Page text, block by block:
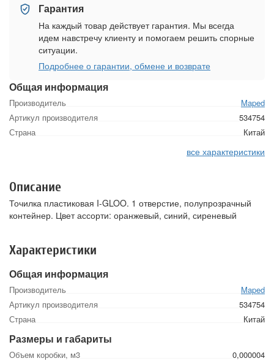
Общая информация
Производитель
Maped
Артикул производителя
534754
Страна
Китай
все характеристики
Гарантия
На каждый товар действует гарантия. Мы всегда
идем навстречу клиенту и помогаем решить спорные
ситуации.
Подробнее о гарантии, обмене и возврате
Описание
Точилка пластиковая I-GLOO. 1 отверстие, полупрозрачный
контейнер. Цвет ассорти: оранжевый, синий, сиреневый
Характеристики
Общая информация
Производитель
Maped
Артикул производителя
534754
Страна
Китай
Размеры и габариты
Объем коробки, м3 0,000004